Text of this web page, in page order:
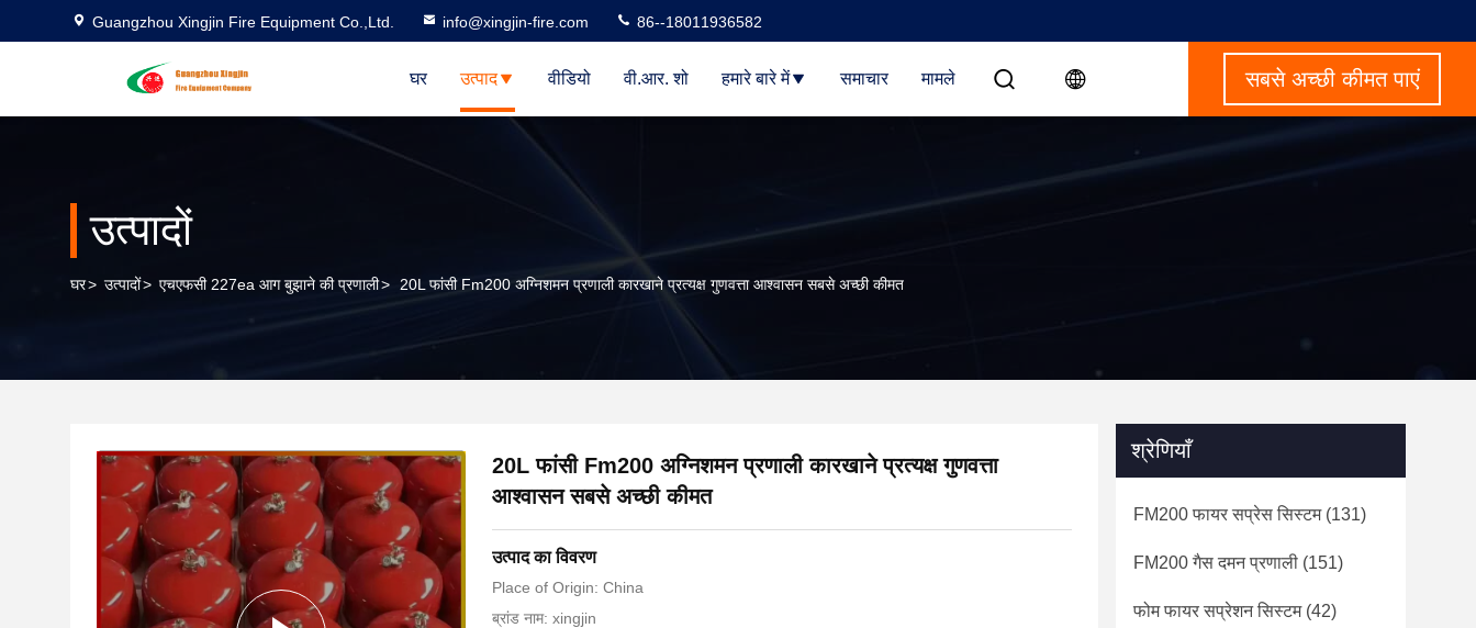
Guangzhou Xingjin Fire Equipment Co.,Ltd. info@xingjin-fire.com 86--18011936582
घर उत्पाद वीडियो वी.आर. शो हमारे बारे में समाचार मामले सबसे अच्छी कीमत पाएं
उत्पादों
घर> उत्पादों> एचएफसी 227ea आग बुझाने की प्रणाली> 20L फांसी Fm200 अग्निशमन प्रणाली कारखाने प्रत्यक्ष गुणवत्ता आश्वासन सबसे अच्छी कीमत
20L फांसी Fm200 अग्निशमन प्रणाली कारखाने प्रत्यक्ष गुणवत्ता
आश्वासन सबसे अच्छी कीमत
उत्पाद का विवरण
Place of Origin: China
ब्रांड नाम: xingjin
श्रेणियाँ
FM200 फायर सप्रेस सिस्टम(131)
FM200 गैस दमन प्रणाली (151)
फोम फायर सप्रेशन सिस्टम(42)